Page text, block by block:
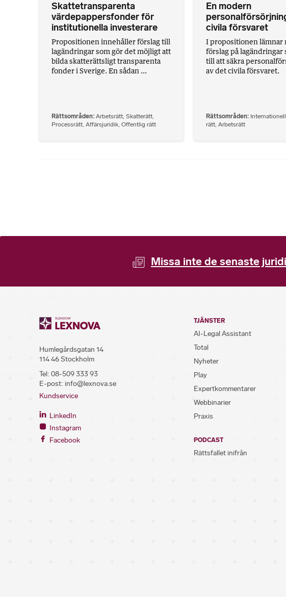
Skattetransparenta
värdepappersfonder för
institutionella investerare
Propositionen innehåller förslag till
lagändringar som gör det möjligt att
bilda skatterättsligt transparenta
fonder i Sverige. En sådan ...
Rättsområden Arbetsrätt Skatterätt
Processrätt Affärsjuridik Offentlig rätt
En modern
civila försvaret
I propositionen lämnar
förslag på lagändringar
till att säkra
av det civila försvaret.
Rättsområden
rätt, Arbetsrätt
Missa inte de senaste
Humlegårdsgatan 14
114 46 Stockholm
Tel: 08-509 333 93
E-post: info@lexnova.se
Kundservice
LinkedIn
Instagram
Facebook
TJÄNSTER
AI-Legal Assistant
Total
Nyheter
Play
Expertkommentarer
Webbinarier
Praxis
PODCAST
Rättsfallet inifrån